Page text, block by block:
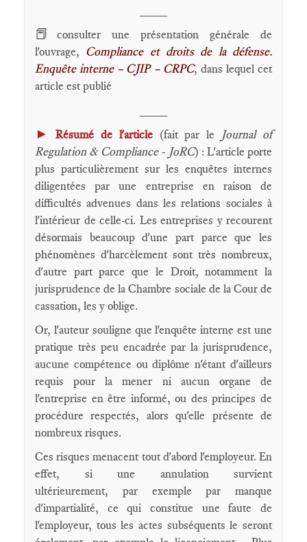
📕 consulter une présentation générale de
l'ouvrage, Compliance et droits de la défense.
Enquête interne – CJIP – CRPC, dans lequel cet
article est publié
► Résumé de l'article (fait par le Journal of
Regulation & Compliance - JoRC) : L'article porte
plus particulièrement sur les enquêtes internes
diligentées par une entreprise en raison de
difficultés advenues dans les relations sociales à
l'intérieur de celle-ci. Les entreprises y recourent
désormais beaucoup d'une part parce que les
phénomènes d'harcèlement sont très nombreux,
d'autre part parce que le Droit, notamment la
jurisprudence de la Chambre sociale de la Cour de
cassation, les y oblige.
Or, l'auteur souligne que l'enquête interne est une
pratique très peu encadrée par la jurisprudence,
aucune compétence ou diplôme n'étant d'ailleurs
requis pour la mener ni aucun organe de
l'entreprise en être informé, ou des principes de
procédure respectés, alors qu'elle présente de
nombreux risques.
Ces risques menacent tout d'abord l'employeur. En
effet, si une annulation survient
ultérieurement, par exemple par manque
d'impartialité, ce qui constitue une faute de
l'employeur, tous les actes subséquents le seront